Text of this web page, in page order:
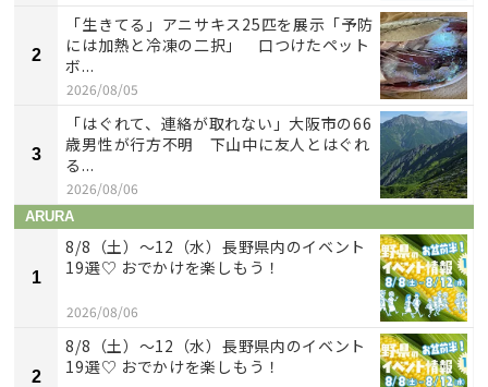
2
「生きてる」アニサキス25匹を展示「予防
には加熱と冷凍の二択」 口つけたペット
ボ...
2026/08/05
3
「はぐれて、連絡が取れない」大阪市の66
歳男性が行方不明 下山中に友人とはぐれ
る...
2026/08/06
ARURA
1
8/8（土）〜12（水）長野県内のイベント
19選♡ おでかけを楽しもう！
2026/08/06
2
8/8（土）〜12（水）長野県内のイベント
19選♡ おでかけを楽しもう！